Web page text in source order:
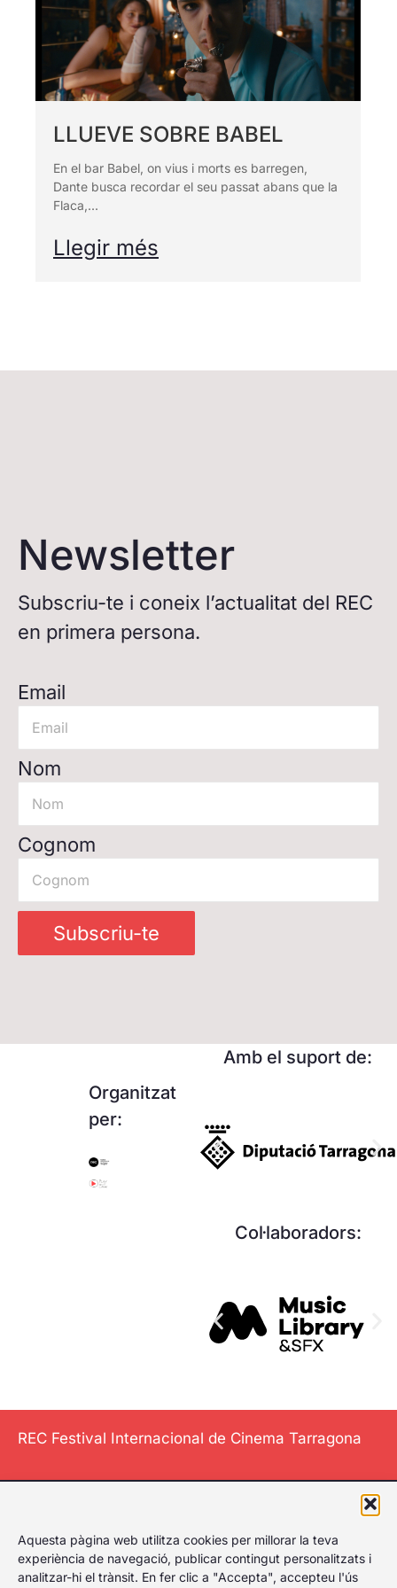
Aquesta pàgina web utilitza cookies per millorar la teva
experiència de navegació, publicar contingut personalitzats i
analitzar-hi el trànsit. En fer clic a "Accepta", accepteu l'ús
Petjada ecològica
Galeries fotogràfiques REC
Contacte
Especials
Pantalla
Tarraco
Talent Local
RecXics
One to one
RECLab 10!
@panoramica
LLUEVE SOBRE BABEL
En el bar Babel, on vius i morts es barregen,
Dante busca recordar el seu passat abans que la
Flaca,...
Llegir més
Newsletter
Subscriu-te i coneix l’actualitat del REC
en primera persona.
Email
Nom
Cognom
Subscriu-te
Organitzat
per:
Amb el suport de:
Col·laboradors:
REC Festival Internacional de Cinema Tarragona
Internacional de
Cinema de